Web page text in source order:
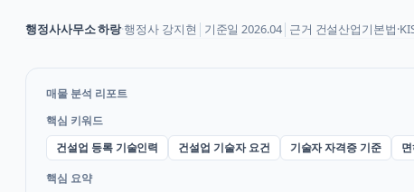
행정사사무소 하랑·행정사 강지현 기준일2026.04│ 근거 건설산업기본법
매물 분석 리포트
핵심 키워드
건설업 등록 기술인력
건설업 기술자 요건 기술자 자격증 기준
핵심 요약